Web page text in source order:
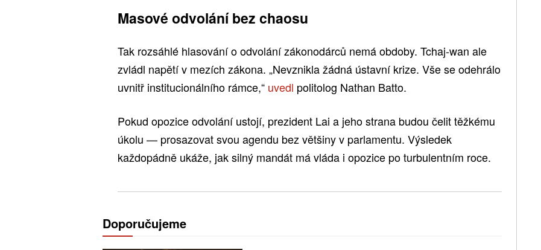
Masové odvolání bez chaosu
Tak rozsáhlé hlasování o odvolání zákonodárců nemá obdoby. Tchaj-wan ale
zvládl napětí v mezích zákona. „Nevznikla žádná ústavní krize. Vše se odehrálo
uvnitř institucionálního rámce,“ uvedl politolog Nathan Batto.
Pokud opozice odvolání ustojí, prezident Lai a jeho strana budou čelit těžkému
úkolu — prosazovat svou agendu bez většiny v parlamentu. Výsledek
každopádně ukáže, jak silný mandát má vláda i opozice po turbulentním roce.
Doporučujeme